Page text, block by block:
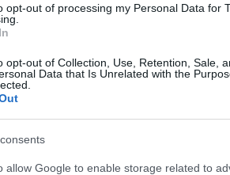
opt-out of processing my Personal Data for
opt-out of Collection, Use, Retention, Sale,
Data that Is Unrelated with the
allow Google to enable storage related to
20:30
Teresa Gallura SS, Italia
per il coinvolgimento attivo